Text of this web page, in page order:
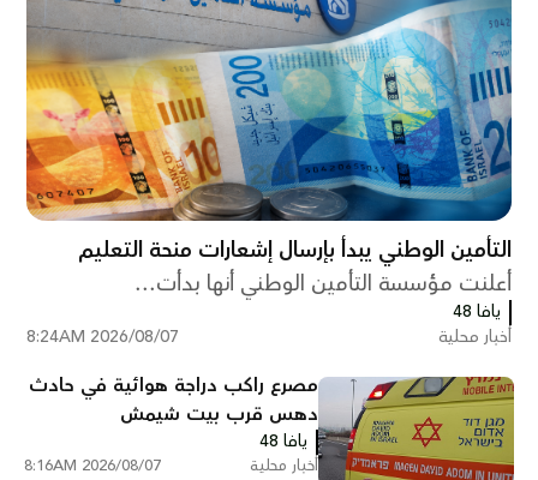
التأمين الوطني يبدأ بإرسال إشعارات منحة التعليم
أعلنت مؤسسة التأمين الوطني أنها بدأت...
يافا 48
أخبار محلية
2026/08/07 8:24AM
مصرع راكب دراجة هوائية في حادث
دهس قرب بيت شيمش
يافا 48
أخبار محلية 2026/08/07 8:16AM